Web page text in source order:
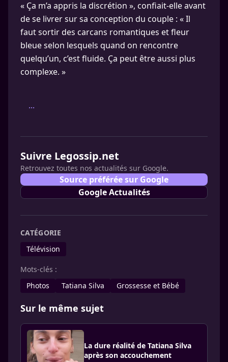
« Ça m’a appris la discrétion », confiait-elle avant
de se livrer sur sa conception du couple : « Il
faut sortir des carcans romantiques et fleur
bleue selon lesquels quand on rencontre
quelqu’un, c’est fluide. Ça peut être aussi plus
complexe. »
...
Suivre Legossip.net
Retrouvez toutes nos actualités sur Google.
Source préférée sur Google
Google Actualités
CATÉGORIE
Télévision
Mots-clés :
Photos
Tatiana Silva Grossesse et Bébé
Sur le même sujet
La dure réalité de Tatiana Silva
après son accouchement